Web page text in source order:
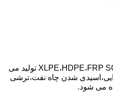
مخازن ذخیره اسید کلریدریک از XLPE،HDPE،FRP SG تولید می
شدن چاه نفت،ترشی
می شود.